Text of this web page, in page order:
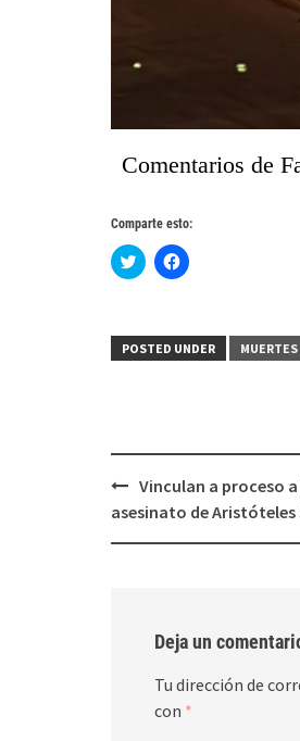
Comentarios de
Comparte esto:
Haz
clic
(Se
abre
Haz
clic
(Se
abre
POSTED UNDER MUERTES
Post
navigation
Vinculan a proceso
asesinato de
Deja un
Tu dirección de
con *